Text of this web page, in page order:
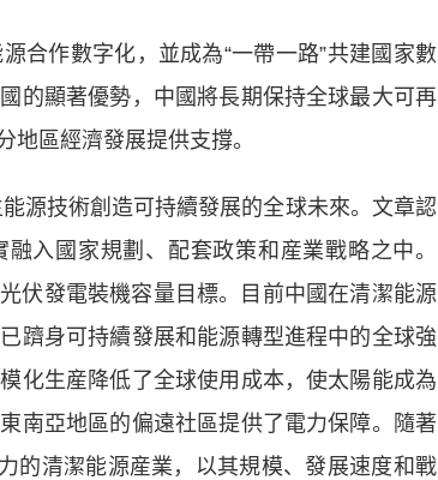
作數字化，並成為“一帶一路”共建國家數
的顯著優勢，中國將長期保持全球最大可再
區經濟發展提供支撐。
源技術創造可持續發展的全球未來。文章認
入國家規劃、配套政策和産業戰略之中。
伏發電裝機容量目標。目前中國在清潔能源
躋身可持續發展和能源轉型進程中的全球強
化生産降低了全球使用成本，使太陽能成為
南亞地區的偏遠社區提供了電力保障。隨著
的清潔能源産業，以其規模、發展速度和戰